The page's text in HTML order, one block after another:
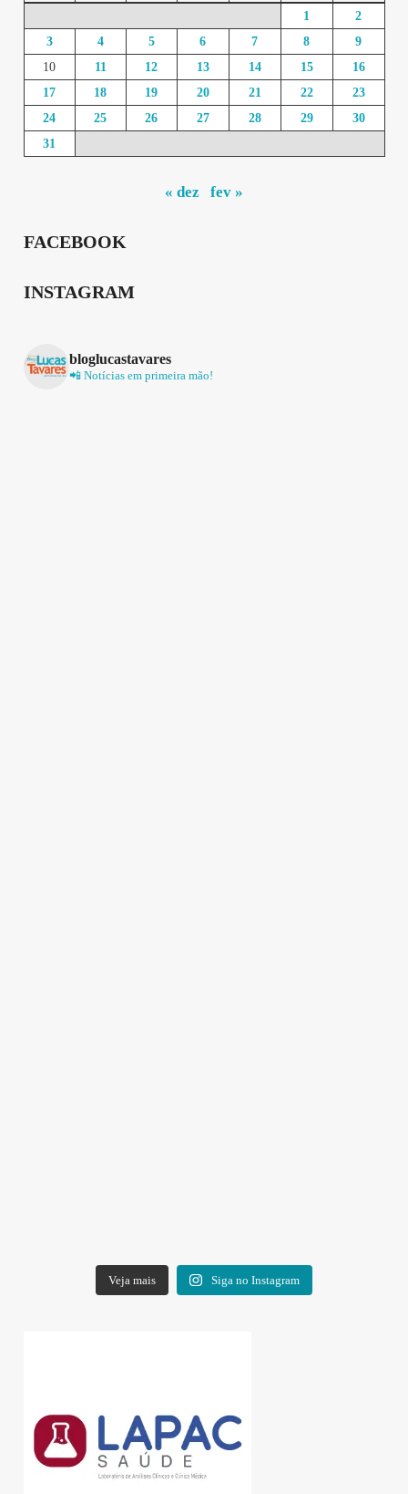
1
2
3
4 5 6 7 8
9
10
11 12 13 14 15
16
17
18 19 20 21 22
23
24
25 26 27 28 29
30
31
« dez fev »
FACEBOOK
INSTAGRAM
bloglucastavares
📲 Notícias em primeira mão!
Veja mais Siga no Instagram